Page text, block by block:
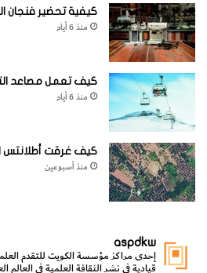
كيفية تحضير فنجان
منذ 6 أيام
كيف تعمل مصاعد
منذ 6 أيام
كيف غرقت أطلانتس
منذ أسبوعين
aspdkw
إحدى مراكز مؤسسة الكويت للتقدم
قيادية في نشر الثقافة العلمية في العالم